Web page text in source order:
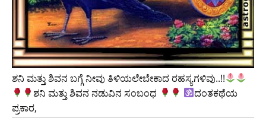
ಶನಿ ಮತ್ತು ಶಿವನ ಬಗ್ಗೆ ನೀವು ತಿಳಿಯಲೇಬೇಕಾದ ರಹಸ್ಯಗಳಿವು..!!
ಶನಿ ಮತ್ತು ಶಿವನ ನಡುವಿನ ಸಂಬಂಧ
ದಂತಕಥೆಯ
ಪ್ರಕಾರ,